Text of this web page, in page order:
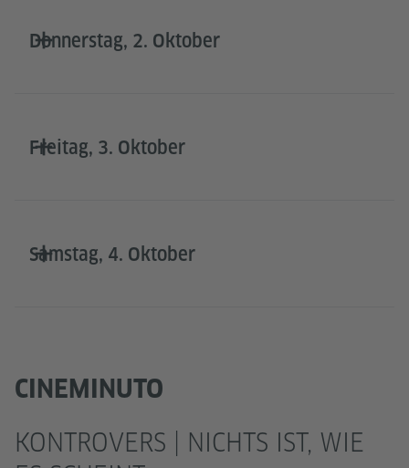
Donnerstag, 2. Oktober
Freitag, 3. Oktober
Samstag, 4. Oktober
CINEMINUTO
KONTROVERS | NICHTS IST, WIE